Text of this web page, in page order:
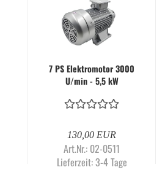
7 PS Elektromotor 3000
U/min - 5,5 kW
RETTER Kolben
130,00 EUR
Art.Nr.: 02-0511
Lieferzeit:3-4 Tage